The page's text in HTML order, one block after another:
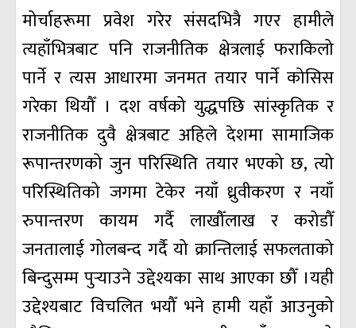
मोर्चाहरूमा प्रवेश गरेर संसदभित्रै गएर हामीले
त्यहाँभित्रबाट पनि राजनीतिक क्षेत्रलाई फराकिलो
पार्ने र त्यस आधारमा जनमत तयार पार्ने कोसिस
गरेका थियौँ । दश वर्षको युद्धपछि सांस्कृतिक र
राजनीतिक दुवै क्षेत्रबाट अहिले देशमा सामाजिक
रूपान्तरणको जुन परिस्थिति तयार भएको छ, त्यो
परिस्थितिको जगमा टेकेर नयाँ ध्रुवीकरण र नयाँ
रुपान्तरण कायम गर्दै लाखौँलाख र करोडौँ
जनतालाई गोलबन्द गर्दै यो क्रान्तिलाई सफलताको
बिन्दुसम्म पुर्‍याउने उद्देश्यका साथ आएका छौँ ।यही
उद्देश्यबाट विचलित भयौँ भने हामी यहाँ आउनुको